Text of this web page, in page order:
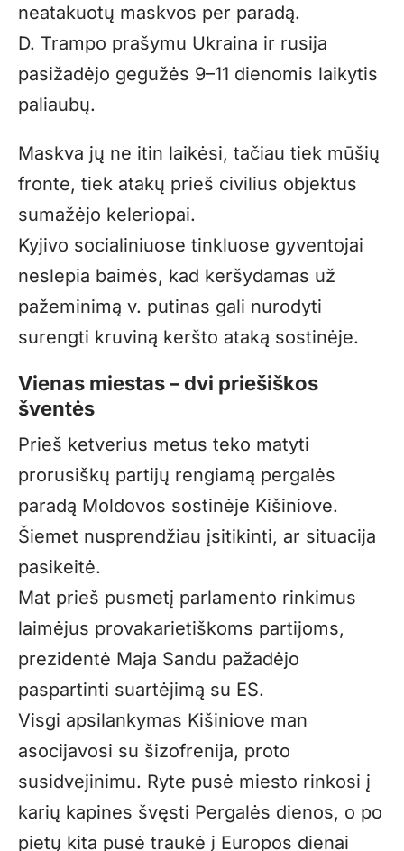
neatakuotų maskvos per paradą.
D. Trampo prašymu Ukraina ir rusija
pasižadėjo gegužės 9–11 dienomis laikytis
paliaubų.
Maskva jų ne itin laikėsi, tačiau tiek mūšių
fronte, tiek atakų prieš civilius objektus
sumažėjo keleriopai.
Kyjivo socialiniuose tinkluose gyventojai
neslepia baimės, kad keršydamas už
pažeminimą v. putinas gali nurodyti
surengti kruviną keršto ataką sostinėje.
Vienas miestas – dvi priešiškos
šventės
Prieš ketverius metus teko matyti
prorusiškų partijų rengiamą pergalės
paradą Moldovos sostinėje Kišiniove.
Šiemet nusprendžiau įsitikinti, ar situacija
pasikeitė.
Mat prieš pusmetį parlamento rinkimus
laimėjus provakarietiškoms partijoms,
prezidentė Maja Sandu pažadėjo
paspartinti suartėjimą su ES.
Visgi apsilankymas Kišiniove man
asocijavosi su šizofrenija, proto
susidvejinimu. Ryte pusė miesto rinkosi į
karių kapines švęsti Pergalės dienos, o po
pietų kita pusė traukė į Europos dienai